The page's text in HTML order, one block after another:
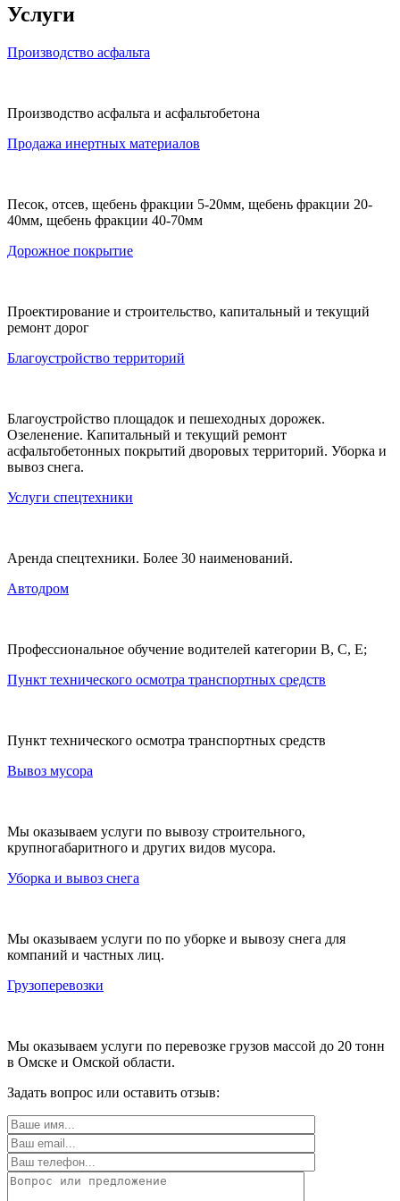
Услуги
Производство асфальта
Производство асфальта и асфальтобетона
Продажа инертных материалов
Песок, отсев, щебень фракции 5-20мм, щебень фракции 20-
40мм, щебень фракции 40-70мм
Дорожное покрытие
Проектирование и строительство, капитальный и текущий
ремонт дорог
Благоустройство территорий
Благоустройство площадок и пешеходных дорожек.
Озеленение. Капитальный и текущий ремонт
асфальтобетонных покрытий дворовых территорий. Уборка и
вывоз снега.
Услуги спецтехники
Аренда спецтехники. Более 30 наименований.
Автодром
Профессиональное обучение водителей категории В, С, Е;
Пункт технического осмотра транспортных средств
Пункт технического осмотра транспортных средств
Вывоз мусора
Мы оказываем услуги по вывозу строительного,
крупногабаритного и других видов мусора.
Уборка и вывоз снега
Мы оказываем услуги по по уборке и вывозу снега для
компаний и частных лиц.
Грузоперевозки
Мы оказываем услуги по перевозке грузов массой до 20 тонн
в Омске и Омской области.
Задать вопрос или оставить отзыв: